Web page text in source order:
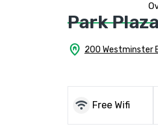
Park
home_pin 200 Westminster
wifi Free Wifi